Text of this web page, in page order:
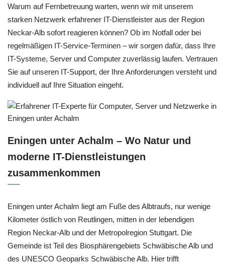
Warum auf Fernbetreuung warten, wenn wir mit unserem
starken Netzwerk erfahrener IT-Dienstleister aus der Region
Neckar-Alb sofort reagieren können? Ob im Notfall oder bei
regelmäßigen IT-Service-Terminen – wir sorgen dafür, dass Ihre
IT-Systeme, Server und Computer zuverlässig laufen. Vertrauen
Sie auf unseren IT-Support, der Ihre Anforderungen versteht und
individuell auf Ihre Situation eingeht.
Eningen unter Achalm – Wo Natur und
moderne IT-Dienstleistungen
zusammenkommen
Eningen unter Achalm liegt am Fuße des Albtraufs, nur wenige
Kilometer östlich von Reutlingen, mitten in der lebendigen
Region Neckar-Alb und der Metropolregion Stuttgart. Die
Gemeinde ist Teil des Biosphärengebiets Schwäbische Alb und
des UNESCO Geoparks Schwäbische Alb. Hier trifft